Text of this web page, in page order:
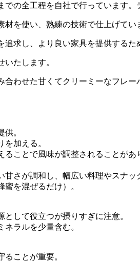
の全工程を自社で行っています
を使い、熟練の技術で仕上げて
求し、より良い家具を提供する
たします。
合わせた甘くてクリーミーなフレ
。
加える。
ことで風味が調整されることがあ
さが調和し、幅広い料理やスナッ
を混ぜるだけ）。
して役立つが摂りすぎに注意。
ラルを少量含む。
ことが重要。